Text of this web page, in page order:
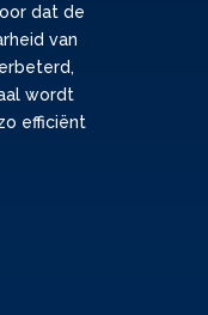
dat de
van
wordt
efficiënt